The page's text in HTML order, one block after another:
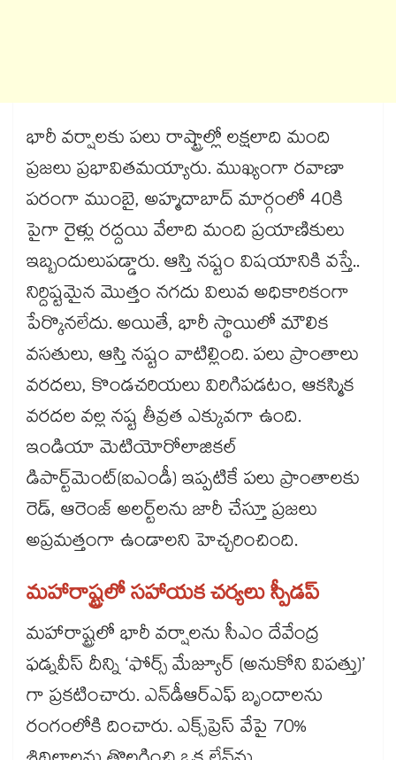
భారీ వర్షాలకు పలు రాష్ట్రాల్లో లక్షలాది మంది
ప్రజలు ప్రభావితమయ్యారు. ముఖ్యంగా రవాణా
పరంగా ముంబై, అహ్మదాబాద్ మార్గంలో 40కి
పైగా రైళ్లు రద్దయి వేలాది మంది ప్రయాణికులు
ఇబ్బందులుపడ్డారు. ఆస్తి నష్టం విషయానికి వస్తే..
నిర్దిష్టమైన మొత్తం నగదు విలువ అధికారికంగా
పేర్కొనలేదు. అయితే, భారీ స్థాయిలో మౌలిక
వసతులు, ఆస్తి నష్టం వాటిల్లింది. పలు ప్రాంతాలు
వరదలు, కొండచరియలు విరిగిపడటం, ఆకస్మిక
వరదల వల్ల నష్ట తీవ్రత ఎక్కువగా ఉంది.
ఇండియా మెటియోరోలాజికల్
డిపార్ట్‌‌మెంట్(ఐఎండీ) ఇప్పటికే పలు ప్రాంతాలకు
రెడ్, ఆరెంజ్ అలర్ట్‌‌లను జారీ చేస్తూ ప్రజలు
అప్రమత్తంగా ఉండాలని హెచ్చరించింది.
మహారాష్ట్రలో సహాయక చర్యలు స్పీడప్
మహారాష్ట్రలో భారీ వర్షాలను సీఎం దేవేంద్ర
ఫడ్నవీస్ దీన్ని ‘ఫోర్స్ మేజ్యూర్ (అనుకోని విపత్తు)’
గా ప్రకటించారు. ఎన్‌‌డీఆర్‌‌ఎఫ్ బృందాలను
రంగంలోకి దించారు. ఎక్స్‌‌ప్రెస్‌‌ వేపై 70%